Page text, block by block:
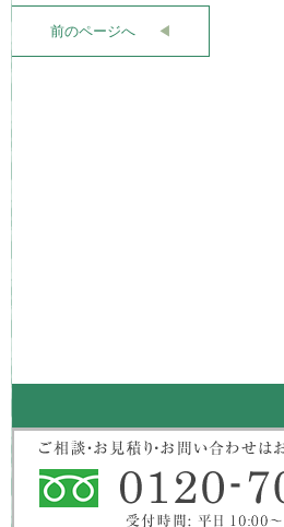
前のページへ ◀︎